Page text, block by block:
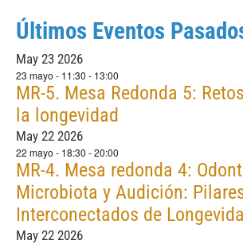
la
fecha.
Últimos Eventos
May 23 2026
23 mayo - 11:30 - 13:00
MR-5. Mesa Redonda 5:
la longevidad
May 22 2026
22 mayo - 18:30 -20:00
MR-4. Mesa redonda 4:
Microbiota y Audición:
Interconectados de
May 22 2026